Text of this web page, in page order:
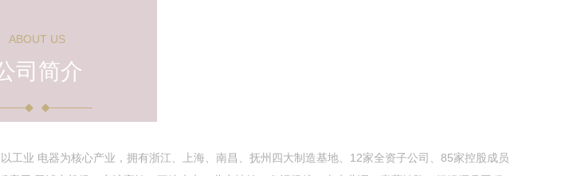
司简介
ABOUT US
业 电器为核心产业，拥有浙江、上海、南昌、抚州四大制造基地、12家全资子公司、85家控股成员